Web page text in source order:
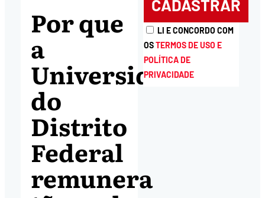
Por que
a
Universidade
do
Distrito
Federal
remunera
LI E CONCORDO COM
OSTERMOS DE USO E
POLÍTICA DE
PRIVACIDADE